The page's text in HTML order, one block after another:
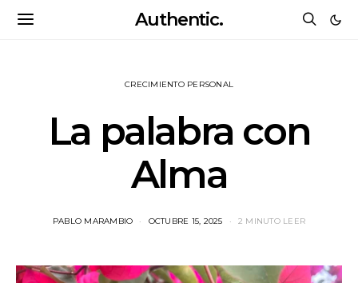
Authentic.
CRECIMIENTO PERSONAL
La palabra con
Alma
PABLO MARAMBIO OCTUBRE 15, 2025 2 MINUTO LEER